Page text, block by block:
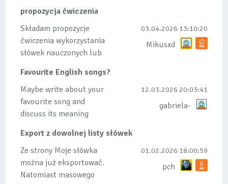
propozycja ćwiczenia
Składam propozycje
ćwiczenia wykorzystania
słówek nauczonych lub
tez ze wszys...
03.04.2026 13:10:20
Mikusxd
Favourite English songs?
Maybe write about your
favourite song and
discuss its meaning
12.03.2026 20:03:41
gabriela-
Export z dowolnej listy słówek
Ze strony Moje słówka
można już eksportować.
Natomiast masowego
01.02.2026 18:00:59
pch